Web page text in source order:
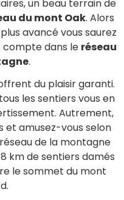
un beau terrain de
du mont Oak. Alors
avancé vous saurez
dans le réseau
.
du plaisir garanti.
les sentiers vous en
Autrement,
et amusez-vous selon
de la montagne
km de sentiers damés
le sommet du mont